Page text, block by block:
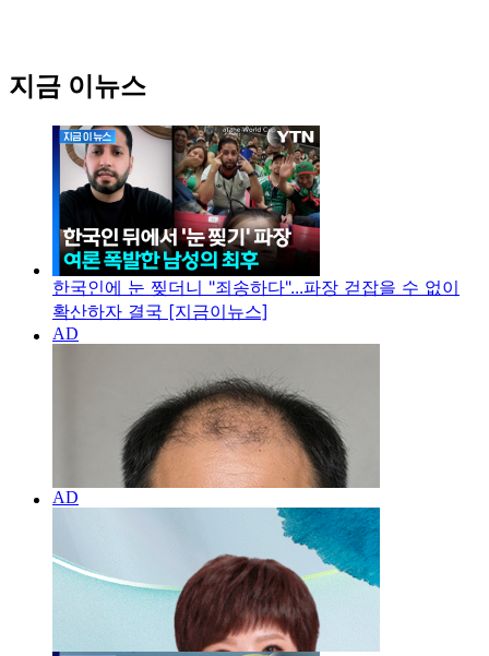
지금 이뉴스
한국인에 눈 찢더니 "죄송하다"...파장 걷잡을 수 없이
확산하자 결국 [지금이뉴스]